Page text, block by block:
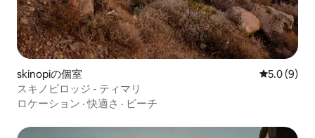
skinopiの個室 レビュー9
5.0 (9)
スキノピロッジ - ティマリ
ロケーション ·快適さ · ビーチ